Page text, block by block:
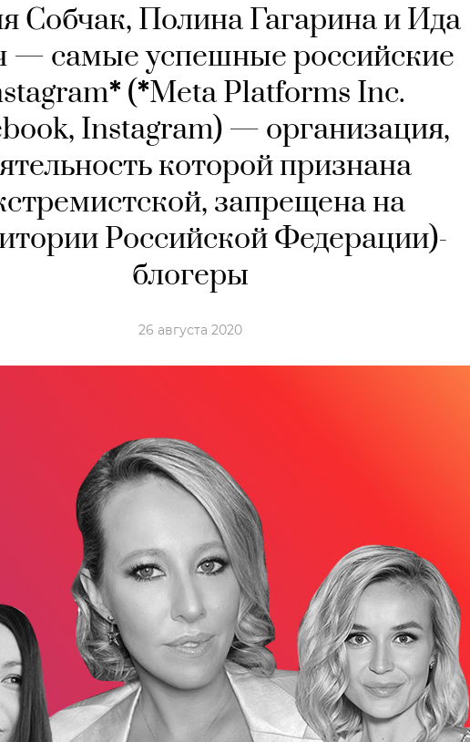
Собчак, Полина Гагарина и Ида
— самые успешные российские
*(*Meta Platforms Inc.
Instagram) — организация,
которой признана
запрещена на
Российской Федерации)-
блогеры
26 августа 2020